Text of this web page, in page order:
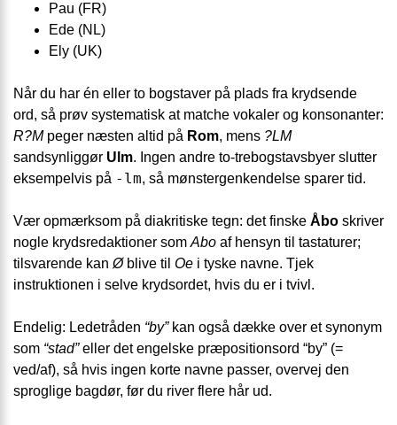
Pau (FR)
Ede (NL)
Ely (UK)
Når du har én eller to bogstaver på plads fra krydsende
ord, så prøv systematisk at matche vokaler og konsonanter:
R?Mpeger næsten altid på Rom, mens ?LM
sandsynliggør Ulm. Ingen andre to-trebogstavsbyer slutter
eksempelvis på -lm, så mønstergenkendelse sparer tid.
Vær opmærksom på diakritiske tegn: det finske Åbo skriver
nogle krydsredaktioner som Abo af hensyn til tastaturer;
tilsvarende kan Øblive til Oe i tyske navne. Tjek
instruktionen i selve krydsordet, hvis du er i tvivl.
Endelig: Ledetråden “by”kan også dække over et synonym
som “stad”eller det engelske præpositionsord “by” (=
ved/af), så hvis ingen korte navne passer, overvej den
sproglige bagdør, før du river flere hår ud.